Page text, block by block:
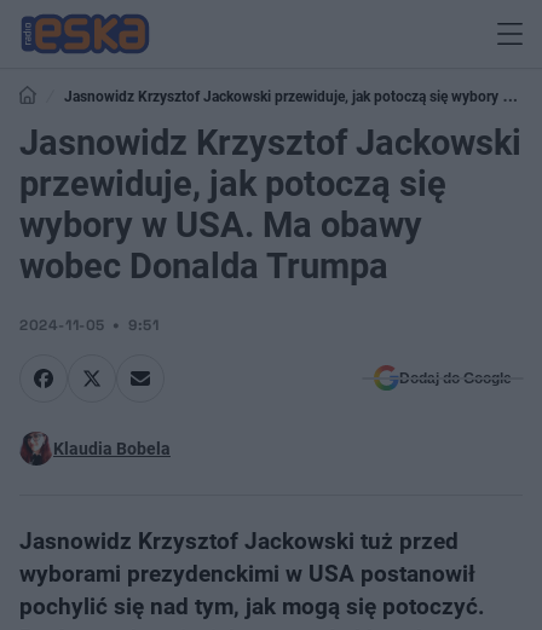
Jasnowidz Krzysztof Jackowski przewiduje, jak potoczą się wybory w
USA. Ma obawy wobec Donalda Trumpa
Jasnowidz Krzysztof Jackowski
przewiduje, jak potoczą się
wybory w USA. Ma obawy
wobec Donalda Trumpa
2024-11-05 9:51
Dodaj do Google
Klaudia Bobela
Jasnowidz Krzysztof Jackowski tuż przed
wyborami prezydenckimi w USA postanowił
pochylić się nad tym, jak mogą się potoczyć.